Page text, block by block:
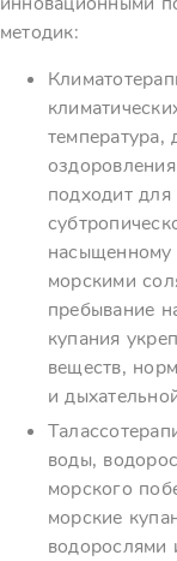
методик:
температура,
подходит
насыщенному
морскими
пребывание
купания
веществ,
и
воды,
морского
морские
водорослями